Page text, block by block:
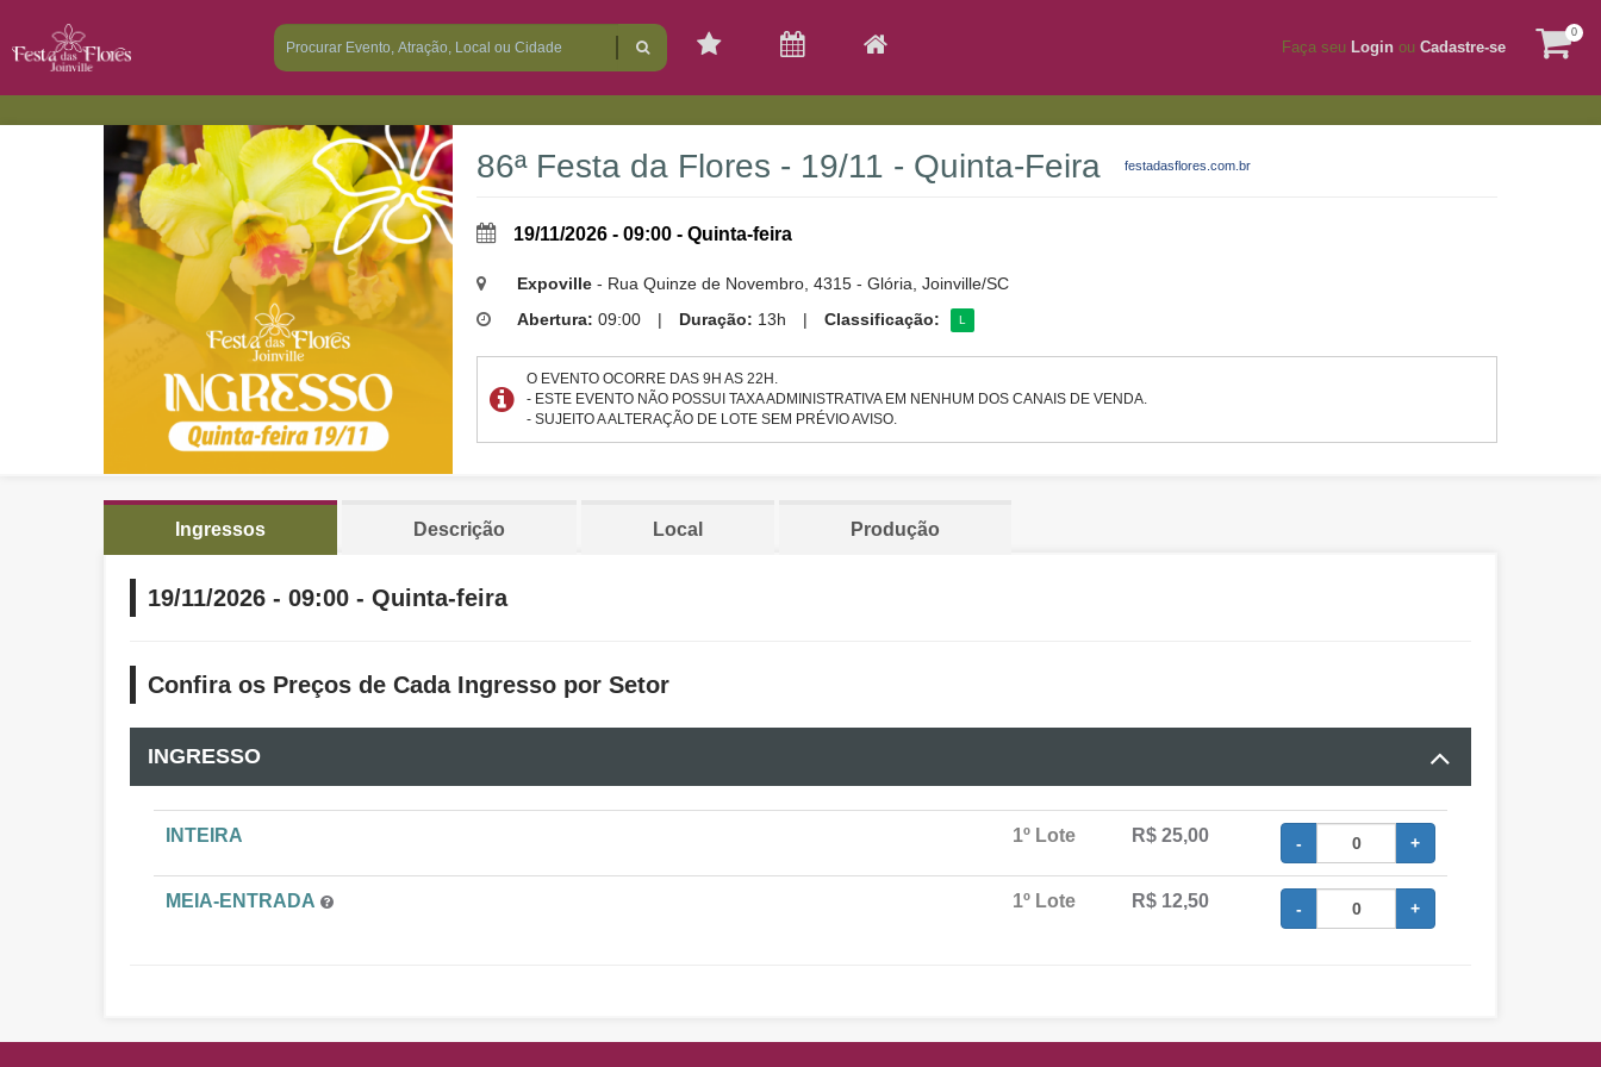
Faça seu Login ou Cadastre-se
0
86ª Festa da Flores - 19/11 - Quinta-Feira festadasflores.com.br
19/11/2026 - 09:00 - Quinta-feira
Expoville- Rua Quinze de Novembro, 4315 - Glória, Joinville/SC
Abertura: 09:00 | Duração: 13h | Classificação: L
O EVENTO OCORRE DAS 9H AS 22H.
- ESTE EVENTO NÃO POSSUI TAXA ADMINISTRATIVA EM NENHUM DOS CANAIS DE VENDA.
- SUJEITO A ALTERAÇÃO DE LOTE SEM PRÉVIO AVISO.
Ingressos Descrição Local Produção
19/11/2026 - 09:00 - Quinta-feira
Confira os Preços de Cada Ingresso por Setor
INGRESSO
INTEIRA 1º Lote R$ 25,00 - +
MEIA-ENTRADA 1º Lote R$ 12,50 - +